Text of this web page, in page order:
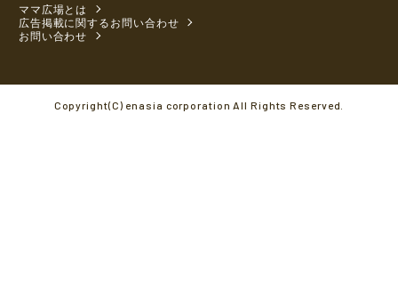
ママ広場とは
広告掲載に関するお問い合わせ
お問い合わせ
Copyright(C) enasia corporation All Rights Reserved.